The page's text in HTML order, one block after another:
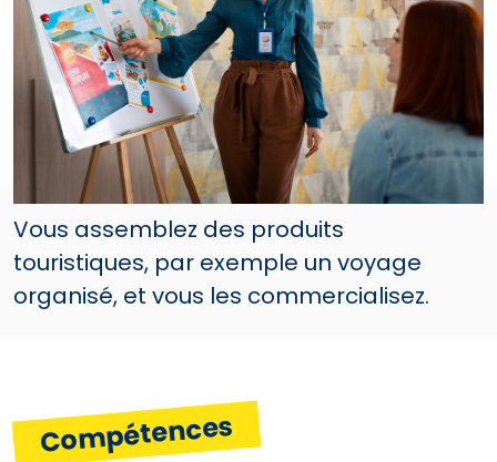
Vous assemblez des produits
touristiques, par exemple un voyage
organisé, et vous les commercialisez.
Compétences